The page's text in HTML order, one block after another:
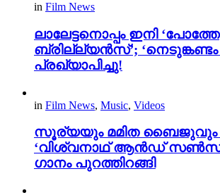
in Film News
ലാലേട്ടനൊപ്പം ഇനി
ബ്രില്ല്യൻസ്’; ‘നെടുങ്കണ്ടം
പ്രഖ്യാപിച്ചു!
in Film News, Music, Videos
സൂര്യയും മമിത ബൈജുവും
‘വിശ്വനാഥ് ആൻഡ് സൺസ്’;
ഗാനം പുറത്തിറങ്ങി